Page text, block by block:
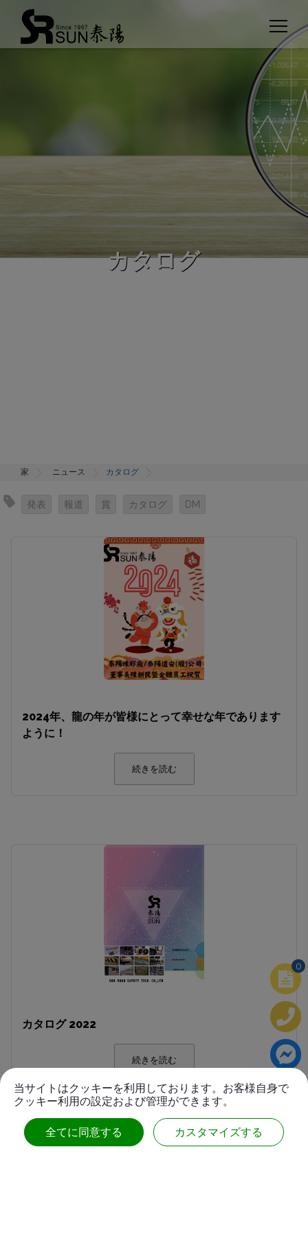
カタログ
家 ニュース カタログ
発表 報道 賞 カタログ DM
2024年、龍の年が皆様にとって幸せな年であります
ように！
続きを読む
カタログ 2022
続きを読む
0
クッキー利用の管理について
当サイトはクッキーを利用しております。お客様自身で
クッキー利用の設定および管理ができます。
全てに同意する カスタマイズする